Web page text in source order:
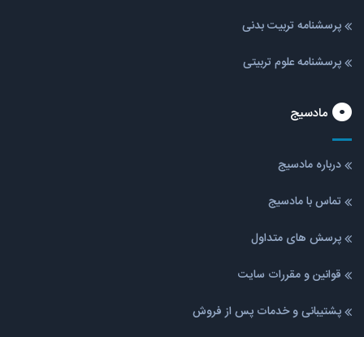
پرسشنامه تربیت بدنی
پرسشنامه علوم تربیتی
مادسیج
درباره مادسیج
تماس با مادسیج
پرسش های متداول
قوانین و مقررات سایت
پشتیبانی و خدمات پس از فروش